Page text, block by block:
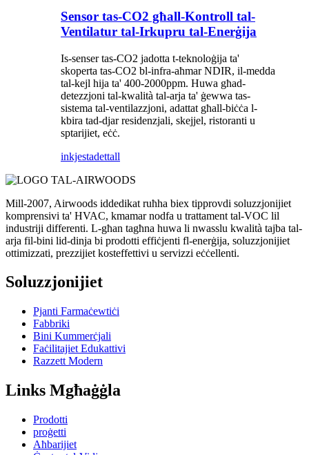
Sensor tas-CO2 għall-Kontroll tal-
Ventilatur tal-Irkupru tal-Enerġija
Is-senser tas-CO2 jadotta t-teknoloġija ta'
skoperta tas-CO2 bl-infra-aħmar NDIR, il-medda
tal-kejl hija ta' 400-2000ppm. Huwa għad-
detezzjoni tal-kwalità tal-arja ta' ġewwa tas-
sistema tal-ventilazzjoni, adattat għall-biċċa l-
kbira tad-djar residenzjali, skejjel, ristoranti u
sptarijiet, eċċ.
inkjestadettall
Mill-2007, Airwoods iddedikat ruħha biex tipprovdi soluzzjonijiet
komprensivi ta' HVAC, kmamar nodfa u trattament tal-VOC lil
industriji differenti. L-għan tagħna huwa li nwasslu kwalità tajba tal-
arja fil-bini lid-dinja bi prodotti effiċjenti fl-enerġija, soluzzjonijiet
ottimizzati, prezzijiet kosteffettivi u servizzi eċċellenti.
Soluzzjonijiet
Pjanti Farmaċewtiċi
Fabbriki
Bini Kummerċjali
Faċilitajiet Edukattivi
Razzett Modern
Links Mgħaġġla
Prodotti
proġetti
Aħbarijiet